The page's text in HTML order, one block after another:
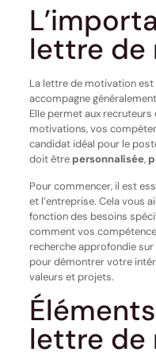
lettre de
La lettre de motivation
accompagne
Elle permet aux
motivations, vos
candidat idéal pour le
doit être personnalisée,
Pour commencer, il est
et l’entreprise. Cela vous
fonction des besoins
comment vos
recherche approfondie
pour démontrer votre
valeurs et projets.
lettre de